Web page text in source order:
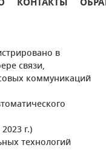
КОНТАКТЫ
в
связи,
коммуникаций
г.)
технологий